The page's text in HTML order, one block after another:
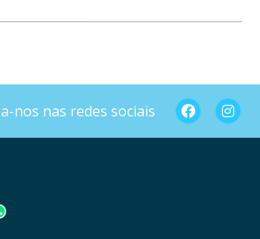
nos nas redes sociais